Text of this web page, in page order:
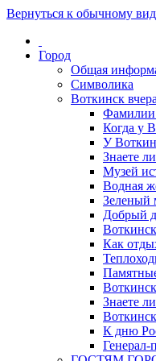
Вернуться к обычному
Город
Общая
Символика
Воткинск
Фамилии
Когда у
У
Знаете
Музей
Водная
Зеленый
Добрый
Как
Знаете
К дню
Генерал-